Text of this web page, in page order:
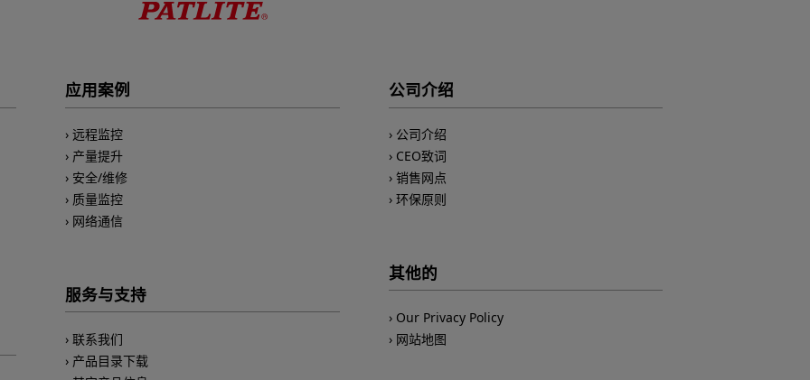
应用案例
远程监控
产量提升
安全/维修
质量监控
网络通信
服务与支持
联系我们
产品目录下载
公司介绍
公司介绍
CEO致词
销售网点
环保原则
其他的
Our Privacy Policy
网站地图